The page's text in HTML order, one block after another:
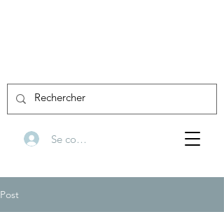
Se connecter
Post